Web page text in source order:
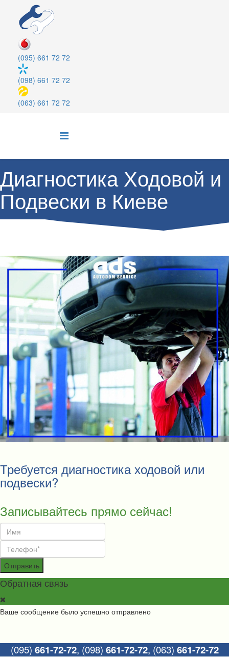
(095) 661 72 72
(098) 661 72 72
(063) 661 72 72
Диагностика Ходовой и
Подвески в Киеве
Требуется диагностика ходовой или
подвески?
Записывайтесь прямо сейчас!
Отправить
Обратная связь
Ваше сообщение было успешно отправлено
(095) 661-72-72, (098) 661-72-72, (063) 661-72-72